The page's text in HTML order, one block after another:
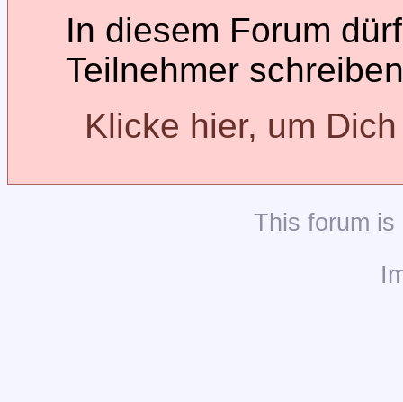
In diesem Forum
Teilnehmer
Klicke hier, um
This forum is